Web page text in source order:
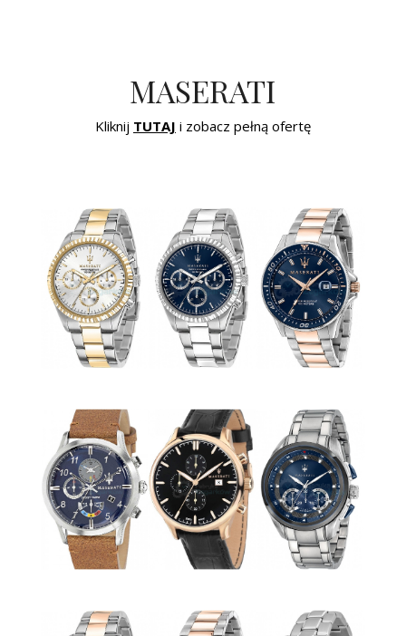
MASERATI
Kliknij TUTAJ i zobacz pełną ofertę